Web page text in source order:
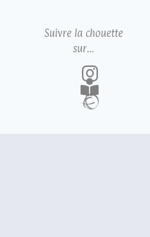
Suivre la chouette
sur…